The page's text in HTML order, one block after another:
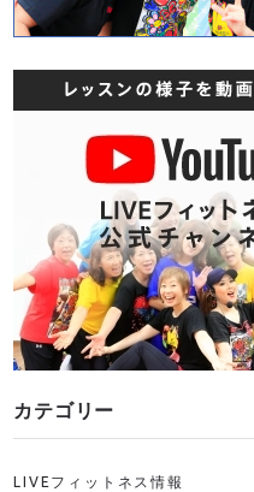
カテゴリー
LIVEフィットネス情報